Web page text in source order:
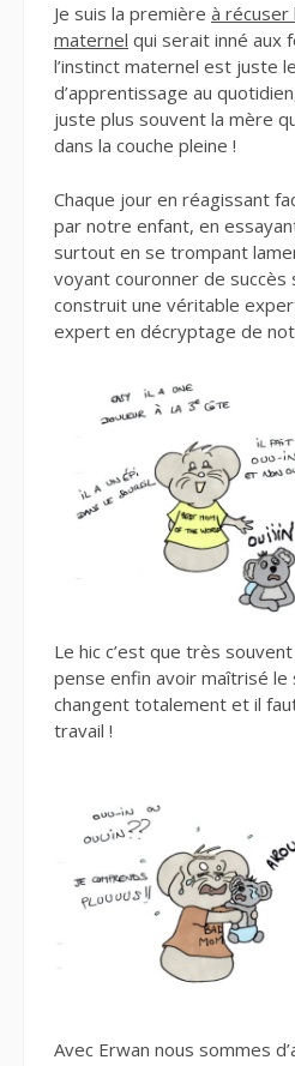
Je suis la première à récuser
maternel qui serait inné aux
l’instinct maternel est juste
d’apprentissage au
juste plus souvent la mère
dans la couche pleine !
Chaque jour en réagissant
par notre enfant, en
surtout en se trompant
voyant couronner de
construit une véritable
expert en décryptage de
Le hic c’est que très
pense enfin avoir maîtrisé
changent totalement et il
travail !
Avec Erwan nous sommes